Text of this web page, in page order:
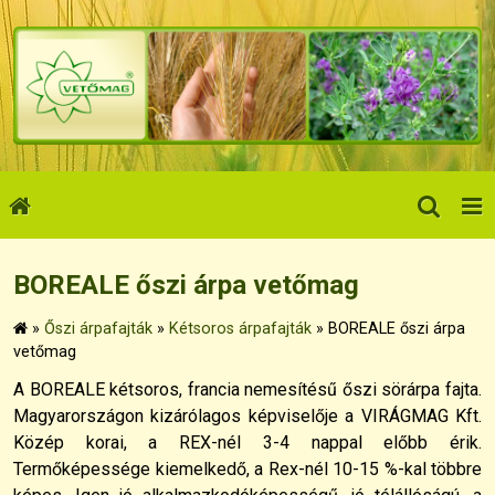
BOREALE őszi árpa vetőmag
» Őszi árpafajták » Kétsoros árpafajták » BOREALE őszi árpa
vetőmag
A BOREALE kétsoros, francia nemesítésű őszi sörárpa fajta.
Magyarországon kizárólagos képviselője a VIRÁGMAG Kft.
Közép korai, a REX-nél 3-4 nappal előbb érik.
Termőképessége kiemelkedő, a Rex-nél 10-15 %-kal többre